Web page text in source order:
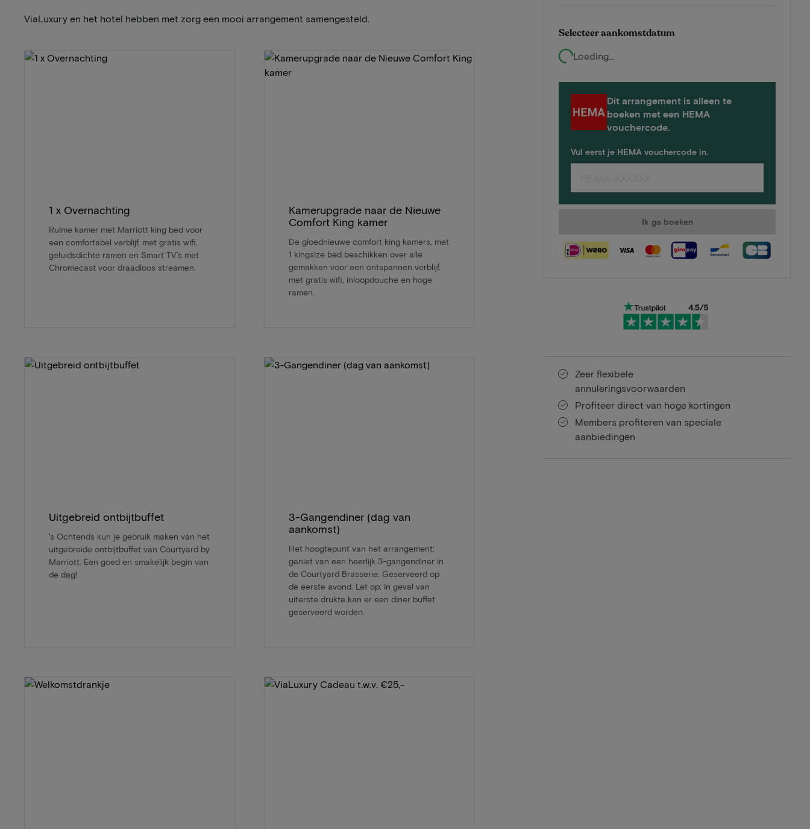
Selecteer aankomstdatum
Loading...
Dit arrangement is alleen te
boeken met een HEMA
vouchercode.
Vul eerst je HEMA vouchercode in.
Ik ga boeken
Zeer flexibele
annuleringsvoorwaarden
Profiteer direct van hoge kortingen
Members profiteren van speciale
aanbiedingen
ViaLuxury en het hotel hebben met zorg een mooi arrangement samengesteld.
1 x Overnachting
Ruime kamer met Marriott king bed voor
een comfortabel verblijf, met gratis wifi,
geluidsdichte ramen en Smart TV's met
Chromecast voor draadloos streamen.
Kamerupgrade naar de Nieuwe
Comfort King kamer
De gloednieuwe comfort king kamers, met
1 kingsize bed beschikken over alle
gemakken voor een ontspannen verblijf,
met gratis wifi, inloopdouche en hoge
ramen.
Uitgebreid ontbijtbuffet
's Ochtends kun je gebruik maken van het
uitgebreide ontbijtbuffet van Courtyard by
Marriott. Een goed en smakelijk begin van
de dag!
3-Gangendiner (dag van
aankomst)
Het hoogtepunt van het arrangement:
geniet van een heerlijk 3-gangendiner in
de Courtyard Brasserie. Geserveerd op
de eerste avond. Let op: in geval van
uiterste drukte kan er een diner buffet
geserveerd worden.